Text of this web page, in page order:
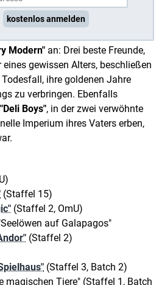
kostenlos anmelden
Modern" an: Drei beste Freunde,
gewissen Alters, beschließen
ihre goldenen Jahre
zu verbringen. Ebenfalls
"Deli Boys", in der zwei verwöhnte
Imperium ihres Vaters erben,
(Staffel 15)
(Staffel 2, OmU)
auf Galapagos"
(Staffel 2)
(Staffel 3, Batch 2)
magischen Tiere" (Staffel 1, Batch